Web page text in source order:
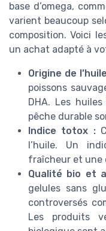
base d’omega,
varient beaucoup
composition. Voici
un achat adapté à
Origine de
poissons
DHA. Les
pêche durable
Indice totox :
l’huile. Un
fraîcheur et une
Qualité bio et
gelules sans
controversés
Les produits